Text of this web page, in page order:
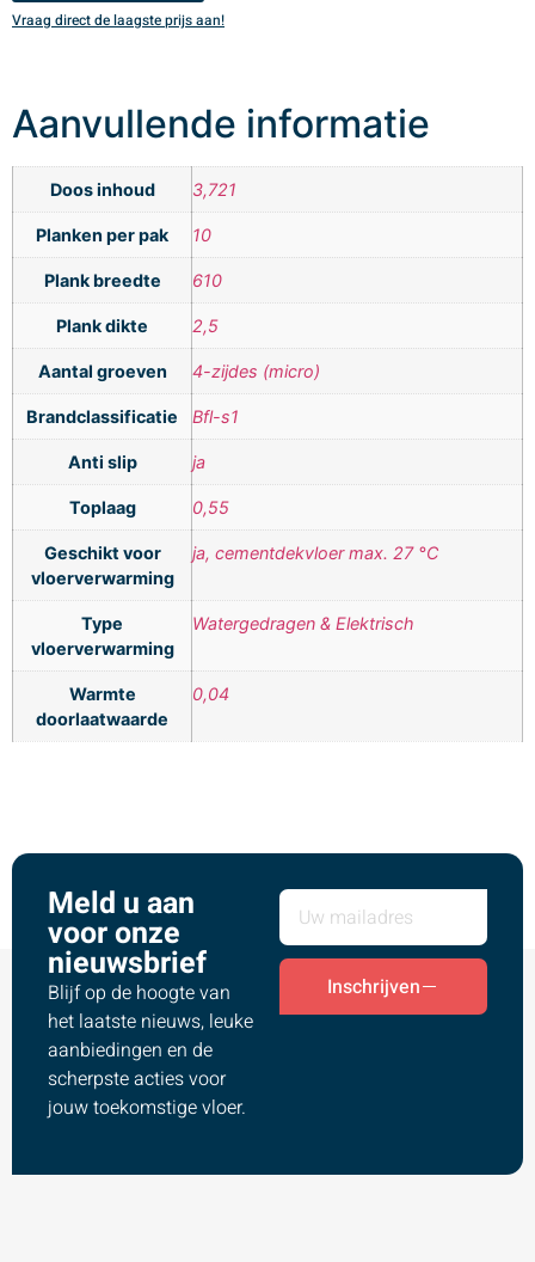
Vraag direct de laagste prijs aan!
Aanvullende informatie
Doos inhoud 3,721
Planken per pak 10
Plank breedte 610
Plank dikte 2,5
Aantal groeven 4-zijdes (micro)
Brandclassificatie Bfl-s1
Anti slip ja
Toplaag 0,55
Geschikt voor
vloerverwarming
ja, cementdekvloer max. 27 °C
Type
vloerverwarming
Watergedragen & Elektrisch
Warmte
doorlaatwaarde
0,04
Meld u aan
voor onze
nieuwsbrief
Blijf op de hoogte van
het laatste nieuws, leuke
aanbiedingen en de
scherpste acties voor
jouw toekomstige vloer.
Inschrijven